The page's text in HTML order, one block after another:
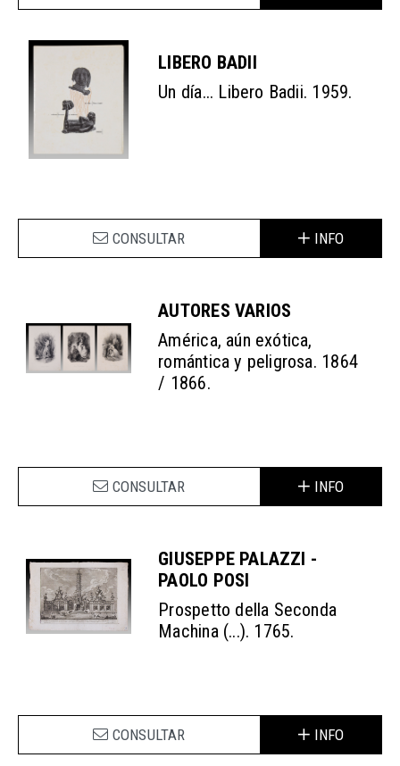
LIBERO BADII
Un día... Libero Badii. 1959.
CONSULTAR INFO
AUTORES VARIOS
América, aún exótica,
romántica y peligrosa. 1864
/ 1866.
CONSULTAR INFO
GIUSEPPE PALAZZI -
PAOLO POSI
Prospetto della Seconda
Machina (...). 1765.
CONSULTAR INFO